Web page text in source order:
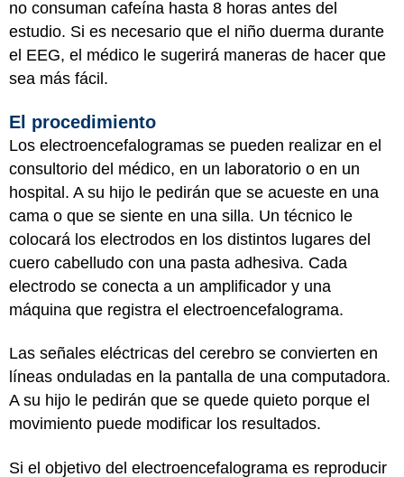
no consuman cafeína hasta 8 horas antes del
estudio. Si es necesario que el niño duerma durante
el EEG, el médico le sugerirá maneras de hacer que
sea más fácil.
El procedimiento
Los electroencefalogramas se pueden realizar en el
consultorio del médico, en un laboratorio o en un
hospital. A su hijo le pedirán que se acueste en una
cama o que se siente en una silla. Un técnico le
colocará los electrodos en los distintos lugares del
cuero cabelludo con una pasta adhesiva. Cada
electrodo se conecta a un amplificador y una
máquina que registra el electroencefalograma.
Las señales eléctricas del cerebro se convierten en
líneas onduladas en la pantalla de una computadora.
A su hijo le pedirán que se quede quieto porque el
movimiento puede modificar los resultados.
Si el objetivo del electroencefalograma es reproducir